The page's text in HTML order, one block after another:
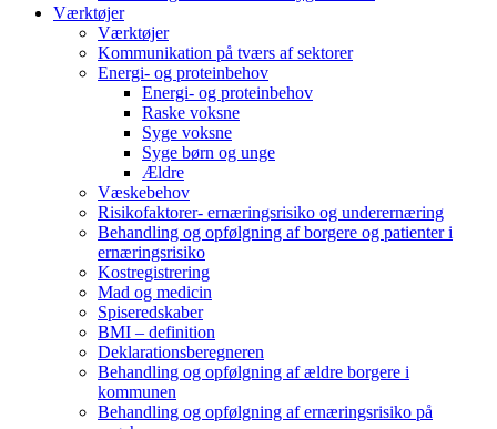
Værktøjer
Værktøjer
Kommunikation på tværs af sektorer
Energi- og proteinbehov
Energi- og proteinbehov
Raske voksne
Syge voksne
Syge børn og unge
Ældre
Væskebehov
Risikofaktorer- ernæringsrisiko og underernæring
Behandling og opfølgning af borgere og patienter i
ernæringsrisiko
Kostregistrering
Mad og medicin
Spiseredskaber
BMI – definition
Deklarationsberegneren
Behandling og opfølgning af ældre borgere i
kommunen
Behandling og opfølgning af ernæringsrisiko på